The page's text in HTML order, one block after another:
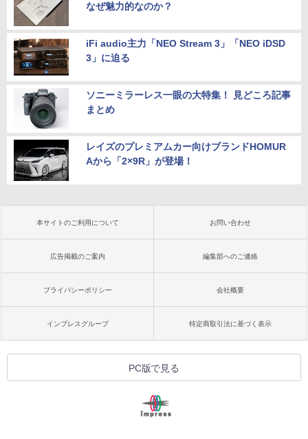
なぜ魅力的なのか？
iFi audio主力「NEO Stream 3」「NEO iDSD
3」に迫る
ソニーミラーレス一眼の大特集！ 見どころ記事
まとめ
レイズのプレミアムカー向けブランドHOMUR
Aから「2×9R」が登場！
本サイトのご利用について お問い合わせ
広告掲載のご案内 編集部へのご連絡
プライバシーポリシー 会社概要
インプレスグループ 特定商取引法に基づく表示
PC版で見る